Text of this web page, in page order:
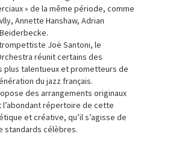
» de la même période, comme
Annette Hanshaw, Adrian
Joë Santoni, le
réunit certains des
plus talentueux et prometteurs de
du jazz français.
des arrangements originaux
répertoire de cette
et créative, qu’il s’agisse de
standards célèbres.